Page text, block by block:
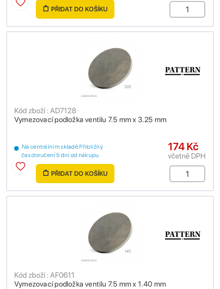
PŘIDAT DO KOŠÍKU
Vymezovací podložka ventilu 7.5 mm x 3.25 mm
Kód zboží : AD7128
Na centrálním skladě Přibližný
čas doručení 9 dní od nákupu
174 Kč
včetně DPH
PŘIDAT DO KOŠÍKU
Vymezovací podložka ventilu 7.5 mm x 1.40 mm
Kód zboží : AF0611